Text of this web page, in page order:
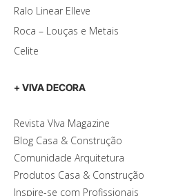
Ralo Linear Elleve
Roca – Louças e Metais
Celite
+ VIVA DECORA
Revista VIva Magazine
Blog Casa & Construção
Comunidade Arquitetura
Produtos Casa & Construção
Inspire-se com Profissionais